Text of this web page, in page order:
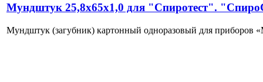
Мундштук 25,8х65х1,0 для "Спиротест".
Мундштук (загубник) картонный одноразовый для